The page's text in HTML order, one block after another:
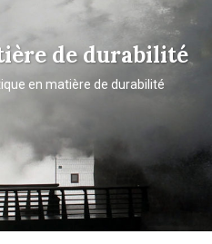
de durabilité
en matière de durabilité